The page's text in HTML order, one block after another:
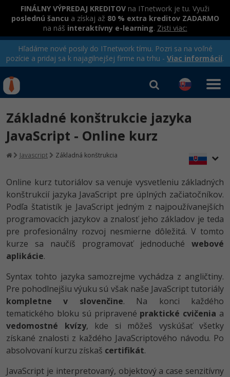
FINÁLNY VÝPREDAJ KREDITOV na ITnetwork je tu. Využi
poslednú šancu a získaj až 80 % extra kreditov ZADARMO
na náš interaktívny e-learning. Zisti viac:
Hľadáme nové posily do ITnetwork tímu. Pozri sa na voľné
pozície a pridaj sa k najagilnejšej firme na trhu - Viac informácií.
Rekvalifikačné kurzy
hradené úradom práce
Kurzy programovania
Java -80%
C# .NET -80%
Python
PHP -80%
C++ -80%
Swift -80%
Prihlásiť sa| Registrovať
Základné konštrukcie jazyka
JavaScript - Online kurz
Javascript Základná konštrukcia
Online kurz tutoriálov sa venuje vysvetleniu základných
konštrukcií jazyka JavaScript pre úplných začiatočníkov.
Podľa štatistík je JavaScript jedným z najpoužívanejších
programovacích jazykov a znalosť jeho základov je teda
pre profesionálny rozvoj nesmierne dôležitá. V tomto
kurze sa naučíš programovať jednoduché webové
aplikácie.
Syntax tohto jazyka samozrejme vychádza z angličtiny.
Pre pohodlnejšiu výuku sú však naše JavaScript tutoriály
kompletne v slovenčine. Na konci každého
tematického bloku sú pripravené praktické cvičenia a
vedomostné kvízy, kde si môžeš vyskúšať všetky
získané znalosti z každého JavaScriptového návodu. Po
absolvovaní kurzu získaš certifikát.
JavaScript je interpretovaný, objektový a case senzitívny